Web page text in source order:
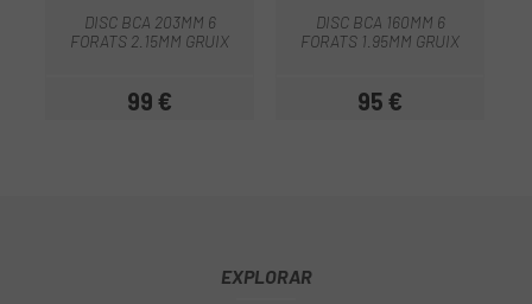
DISC BCA 203MM 6
FORATS 2.15MM GRUIX
Preu
99 €
DISC BCA 160MM 6
FORATS 1.95MM GRUIX
Preu
95 €
EXPLORAR